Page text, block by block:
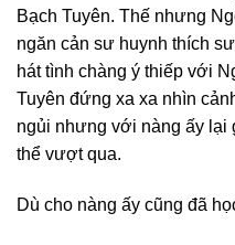
Bạch Tuyên. Thế nhưng
ngăn cản sư huynh thích
hát tình chàng ý thiếp với
Tuyên đứng xa xa nhìn
ngủi nhưng với nàng ấy lại
thể vượt qua.
Dù cho nàng ấy cũng đã